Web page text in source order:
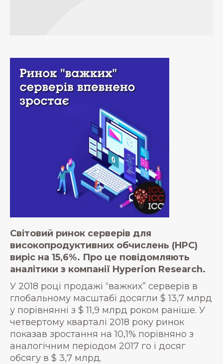
Світовий ринок серверів для
високопродуктивних обчислень (HPC)
виріс на 15,6%. Про це повідомляють
аналітики з компанії Hyperion Research.
У 2018 році продажі “важких” серверів в
глобальному масштабі досягли $ 13,7 млрд
у порівнянні з $ 11,9 млрд роком раніше. У
четвертому кварталі 2018 року ринок
показав зростання на 10,1% порівняно з
аналогічним періодом 2017 го і досяг
обсягу в $ 3,7 млрд.